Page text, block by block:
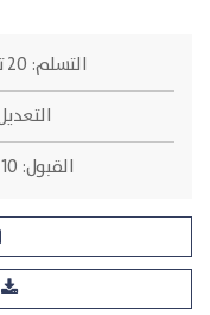
التسلم:
القبول: